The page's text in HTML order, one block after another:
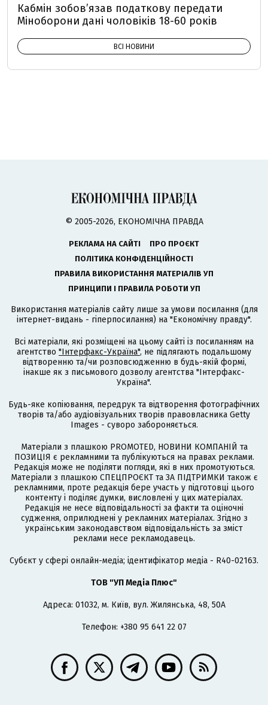
Кабмін зобовʼязав податкову передати
Міноборони дані чоловіків 18-60 років
ВСІ НОВИНИ
© 2005-2026, ЕКОНОМІЧНА ПРАВДА
РЕКЛАМА НА САЙТІ
ПРО ПРОЄКТ
ПОЛІТИКА КОНФІДЕНЦІЙНОСТІ
ПРАВИЛА ВИКОРИСТАННЯ МАТЕРІАЛІВ УП
ПРИНЦИПИ І ПРАВИЛА РОБОТИ УП
Використання матеріалів сайту лише за умови посилання (для
інтернет-видань - гіперпосилання) на "Економічну правду".
Всі матеріали, які розміщені на цьому сайті із посиланням на
агентство "Інтерфакс-Україна", не підлягають подальшому
відтворенню та/чи розповсюдженню в будь-якій формі,
інакше як з письмового дозволу агентства "Інтерфакс-
Україна".
Будь-яке копіювання, передрук та відтворення фотографічних
творів та/або аудіовізуальних творів правовласника Getty
Images - суворо забороняється.
Матеріали з плашкою PROMOTED, НОВИНИ КОМПАНІЙ та
ПОЗИЦІЯ є рекламними та публікуються на правах реклами.
Редакція може не поділяти погляди, які в них промотуються.
Матеріали з плашкою СПЕЦПРОЄКТ та ЗА ПІДТРИМКИ також є
рекламними, проте редакція бере участь у підготовці цього
контенту і поділяє думки, висловлені у цих матеріалах.
Редакція не несе відповідальності за факти та оціночні
судження, оприлюднені у рекламних матеріалах. Згідно з
українським законодавством відповідальність за зміст
реклами несе рекламодавець.
Cубєкт у сфері онлайн-медіа; ідентифікатор медіа - R40-02163.
ТОВ "УП Медіа Плюс"
Адреса: 01032, м. Київ, вул. Жилянська, 48, 50А
Телефон: +380 95 641 22 07